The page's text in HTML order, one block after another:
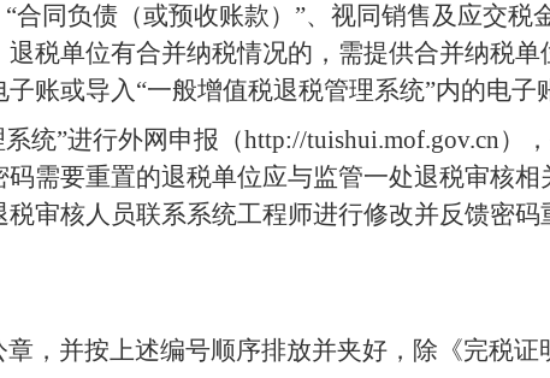
合同负债（或预收账款）”、视同销售及应交税
税单位有合并纳税情况的，需提供合并纳税单
账或导入“一般增值税退税管理系统”内的电子
统”进行外网申报（http://tuishui.mof.gov.cn）
需要重置的退税单位应与监管一处退税审核相
审核人员联系系统工程师进行修改并反馈密码
，并按上述编号顺序排放并夹好，除《完税证